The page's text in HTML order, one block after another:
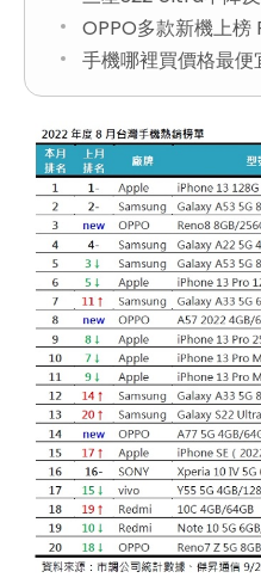
OPPO多款新機上榜
手機哪裡買價格最便